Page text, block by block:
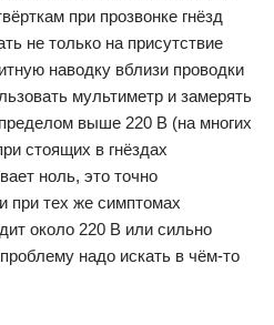
при прозвонке гнёзд
не только на присутствие
наводку вблизи проводки
мультиметр и замерять
выше 220 В (на многих
стоящих в гнёздах
ноль, это точно
при тех же симптомах
около 220 В или сильно
надо искать в чём-то